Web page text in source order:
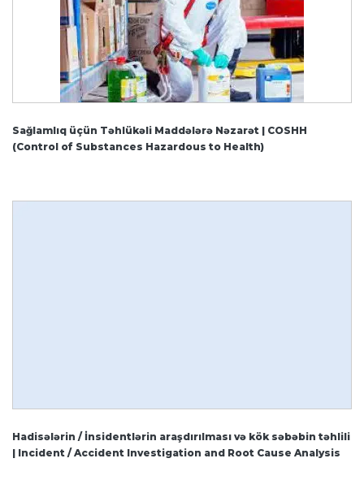
Sağlamlıq üçün Təhlükəli Maddələrə Nəzarət | COSHH
(Control of Substances Hazardous to Health)
Hadisələrin / İnsidentlərin araşdırılması və kök səbəbin təhlili
| Incident / Accident Investigation and Root Cause Analysis